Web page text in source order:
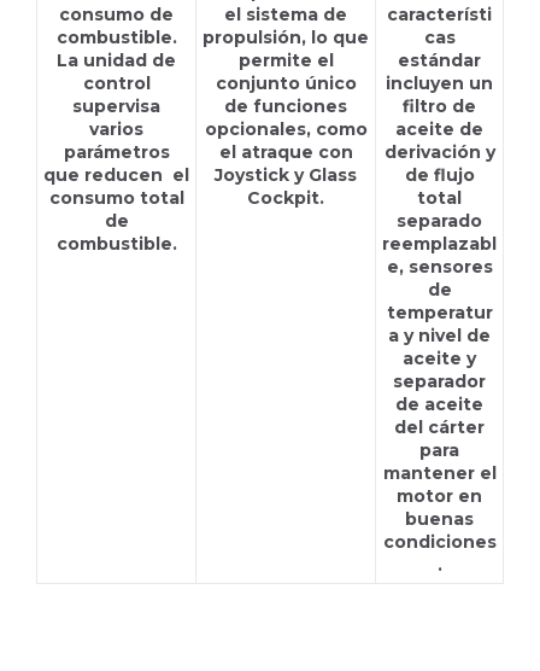
consumo de
combustible.
La unidad de
control
supervisa
varios
parámetros
que reducen el
consumo total
de
combustible.
el sistema de
propulsión, lo que
permite el
conjunto único
de funciones
opcionales, como
el atraque con
Joystick y Glass
Cockpit.
característi
cas
estándar
incluyen un
filtro de
aceite de
derivación y
de flujo
total
separado
reemplazabl
e, sensores
de
temperatur
a y nivel de
aceite y
separador
de aceite
del cárter
para
mantener el
motor en
buenas
condiciones
.